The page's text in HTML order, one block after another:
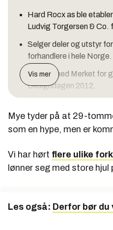
Hard Rocx as ble
Ludvig Torgersen & Co.
Selger deler og utstyr
forhandlere i hele Norge.
Hedret med Merket for
Designdagen 2012.
Birken er på 94,6 km og
Arrangeres 25. august.
sekk på minimum 3,5 kg.
18 000 deltakere.
Vis mer
Mye tyder på at 29-
som en hype, men er
Vi har hørt flere ulike
lønner seg med store hjul
Les også: Derfor bør